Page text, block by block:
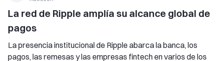
La red de Ripple amplía su alcance global de
pagos
La presencia institucional de Ripple abarca la banca, los
pagos, las remesas y las empresas fintech en varios de los